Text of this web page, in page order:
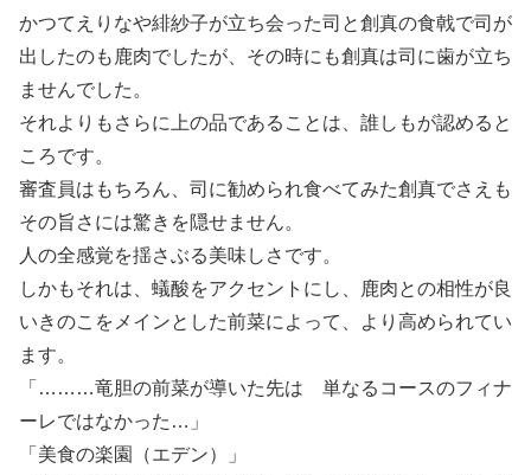
かつてえりなや緋紗子が立ち会った司と創真の食戟で司が
出したのも鹿肉でしたが、その時にも創真は司に歯が立ち
ませんでした。
それよりもさらに上の品であることは、誰しもが認めると
ころです。
審査員はもちろん、司に勧められ食べてみた創真でさえも
その旨さには驚きを隠せません。
人の全感覚を揺さぶる美味しさです。
しかもそれは、蟻酸をアクセントにし、鹿肉との相性が良
いきのこをメインとした前菜によって、より高められてい
ます。
「………竜胆の前菜が導いた先は 単なるコースのフィナ
ーレではなかった…」
「美食の楽園（エデン）」